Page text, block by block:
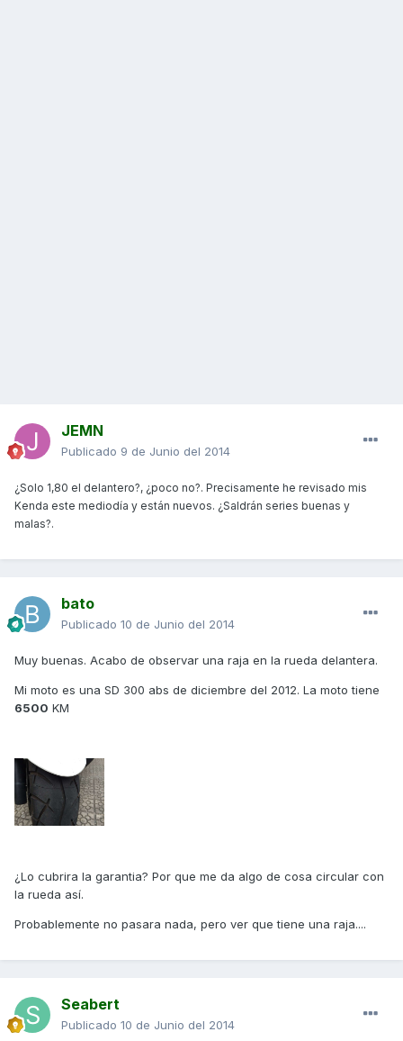
JEMN
Publicado 9 de Junio del 2014
¿Solo 1,80 el delantero?, ¿poco no?. Precisamente he revisado mis
Kenda este mediodía y están nuevos. ¿Saldrán series buenas y
malas?.
bato
Publicado 10 de Junio del 2014
Muy buenas. Acabo de observar una raja en la rueda delantera.
Mi moto es una SD 300 abs de diciembre del 2012. La moto tiene
6500 KM
¿Lo cubrira la garantia? Por que me da algo de cosa circular con
la rueda así.
Probablemente no pasara nada, pero ver que tiene una raja....
Seabert
Publicado 10 de Junio del 2014